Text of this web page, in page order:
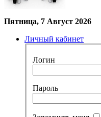
Пятница, 7 Август 2026
Личный кабинет
Логин
Пароль